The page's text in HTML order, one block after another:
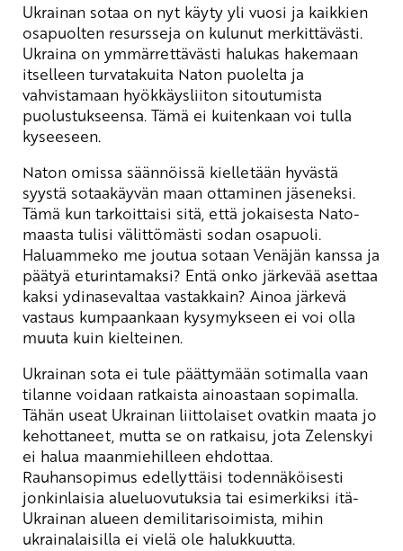
Ukrainan sotaa on nyt käyty yli vuosi ja kaikkien
osapuolten resursseja on kulunut merkittävästi.
Ukraina on ymmärrettävästi halukas hakemaan
itselleen turvatakuita Naton puolelta ja
vahvistamaan hyökkäysliiton sitoutumista
puolustukseensa. Tämä ei kuitenkaan voi tulla
kyseeseen.
Naton omissa säännöissä kielletään hyvästä
syystä sotaakäyvän maan ottaminen jäseneksi.
Tämä kun tarkoittaisi sitä, että jokaisesta Nato-
maasta tulisi välittömästi sodan osapuoli.
Haluammeko me joutua sotaan Venäjän kanssa ja
päätyä eturintamaksi? Entä onko järkevää asettaa
kaksi ydinasevaltaa vastakkain? Ainoa järkevä
vastaus kumpaankaan kysymykseen ei voi olla
muuta kuin kielteinen.
Ukrainan sota ei tule päättymään sotimalla vaan
tilanne voidaan ratkaista ainoastaan sopimalla.
Tähän useat Ukrainan liittolaiset ovatkin maata jo
kehottaneet, mutta se on ratkaisu, jota Zelenskyi
ei halua maanmiehilleen ehdottaa.
Rauhansopimus edellyttäisi todennäköisesti
jonkinlaisia alueluovutuksia tai esimerkiksi itä-
Ukrainan alueen demilitarisoimista, mihin
ukrainalaisilla ei vielä ole halukkuutta.